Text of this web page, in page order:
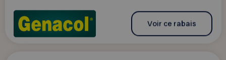
Voir ce rabais